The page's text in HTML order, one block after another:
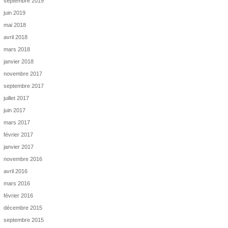
juin 2019
mai 2018
avril 2018
mars 2018
janvier 2018
novembre 2017
septembre 2017
juillet 2017
juin 2017
mars 2017
février 2017
janvier 2017
novembre 2016
avril 2016
mars 2016
février 2016
décembre 2015
septembre 2015